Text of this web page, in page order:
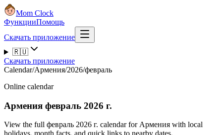
Mom Clock
ФункцииПомощь
Скачать приложение
🇷🇺
Скачать приложение
Calendar/Армения/2026/февраль
Online calendar
Армения февраль 2026 г.
View the full февраль 2026 г. calendar for Армения with local